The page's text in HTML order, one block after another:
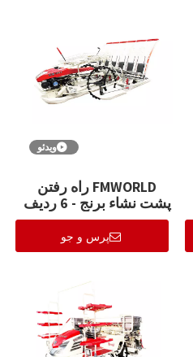
ویدئو
FMWORLD راه رفتن
پشت نشاء برنج - 6 ردیف
(2ZS-6)
پرس و جو